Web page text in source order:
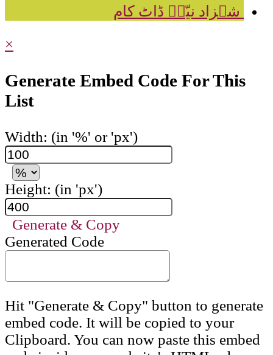
شہزاد نیّرؔ ڈاٹ کام
×
Generate Embed Code For This
List
Width: (in '%' or 'px')
Height: (in 'px')
Generate & Copy
Generated Code
Hit "Generate & Copy" button to generate
embed code. It will be copied to your
Clipboard. You can now paste this embed